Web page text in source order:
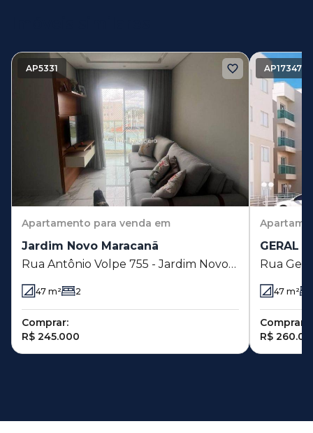
AP5331
Apartamento para venda em
Jardim Novo Maracanã
Rua Antônio Volpe 755 - Jardim Novo
Maracanã - Campinas - SP
47 m² 2
Comprar:
R$ 245.000
AP17347
GERAL
Rua
Novo
47 m²
Comprar:
R$